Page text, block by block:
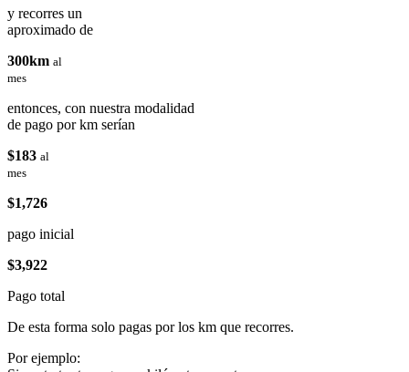
y recorres un
aproximado de
300km al
mes
entonces, con nuestra modalidad
de pago por km serían
$183 al
mes
$1,726
pago inicial
$3,922
Pago total
De esta forma solo pagas por los km que recorres.
Por ejemplo: